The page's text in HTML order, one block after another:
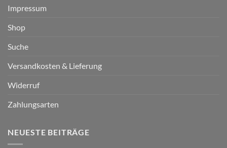
Impressum
Shop
Suche
Versandkosten & Lieferung
Widerruf
Zahlungsarten
NEUESTE BEITRÄGE